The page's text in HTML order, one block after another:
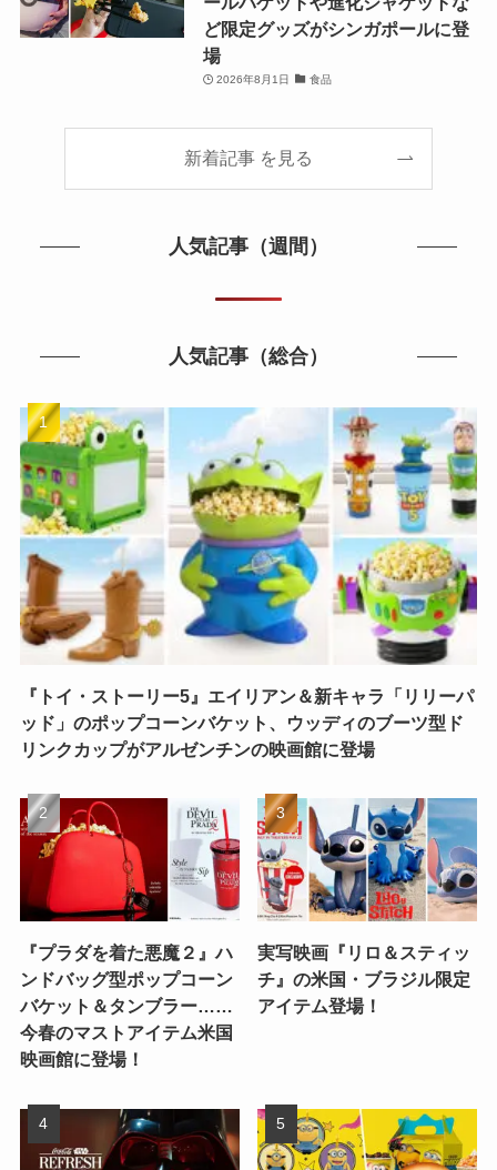
ど限定グッズがシンガポールに登
場
2026年8月1日 食品
新着記事 を見る
人気記事（週間）
人気記事（総合）
『トイ・ストーリー5』エイリアン＆新キャラ「リリーパ
ッド」のポップコーンバケット、ウッディのブーツ型ド
リンクカップがアルゼンチンの映画館に登場
『プラダを着た悪魔２』ハ
ンドバッグ型ポップコーン
バケット＆タンブラー……
今春のマストアイテム米国
映画館に登場！
実写映画『リロ＆スティッ
チ』の米国・ブラジル限定
アイテム登場！